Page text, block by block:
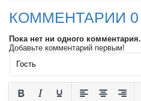
КОММЕНТАРИИ 0
Пока нет ни одного комментария.
Добавьте комментарий первым!